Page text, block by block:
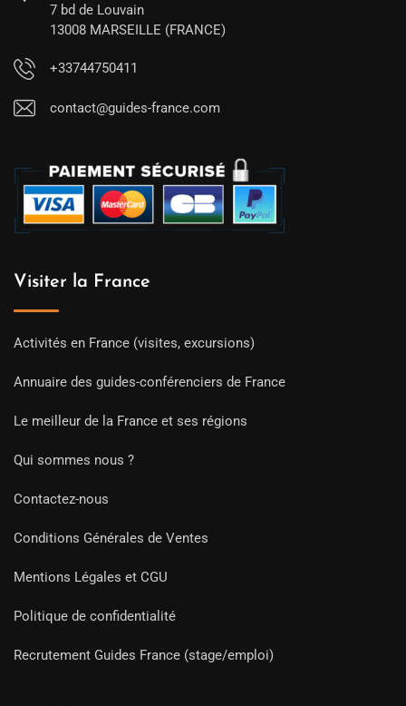
7 bd de Louvain
13008 MARSEILLE (FRANCE)
+33744750411
contact@guides-france.com
Visiter la France
Activités en France (visites, excursions)
Annuaire des guides-conférenciers de France
Le meilleur de la France et ses régions
Qui sommes nous ?
Contactez-nous
Conditions Générales de Ventes
Mentions Légales et CGU
Politique de confidentialité
Recrutement Guides France (stage/emploi)